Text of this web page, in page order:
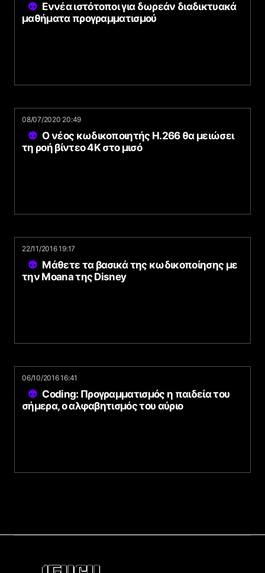
Εννέα ιστότοποι για δωρεάν διαδικτυακά
μαθήματα προγραμματισμού
08/07/2020 20:49
Ο νέος κωδικοποιητής H.266 θα μειώσει
τη ροή βίντεο 4K στο μισό
22/11/2016 19:17
Μάθετε τα βασικά της κωδικοποίησης με
την Moana της Disney
06/10/2016 16:41
Coding: Προγραμματισμός η παιδεία του
σήμερα, ο αλφαβητισμός του αύριο